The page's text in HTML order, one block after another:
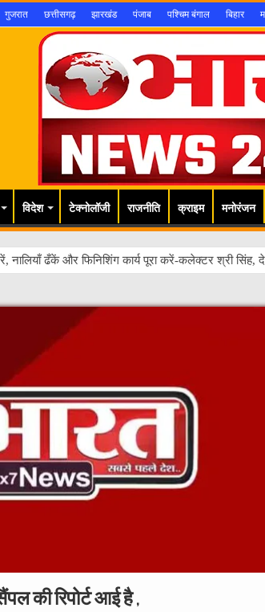
गुजरात छत्तीसगढ़ झारखंड पंजाब पश्चिम बंगाल बिहार
विदेश टेक्नोलॉजी राजनीति क्राइम मनोरंजन
नालियाँ ढँकें और फिनिशिंग कार्य पूरा करें-कलेक्टर श्री
की रिपोर्ट आई है ,